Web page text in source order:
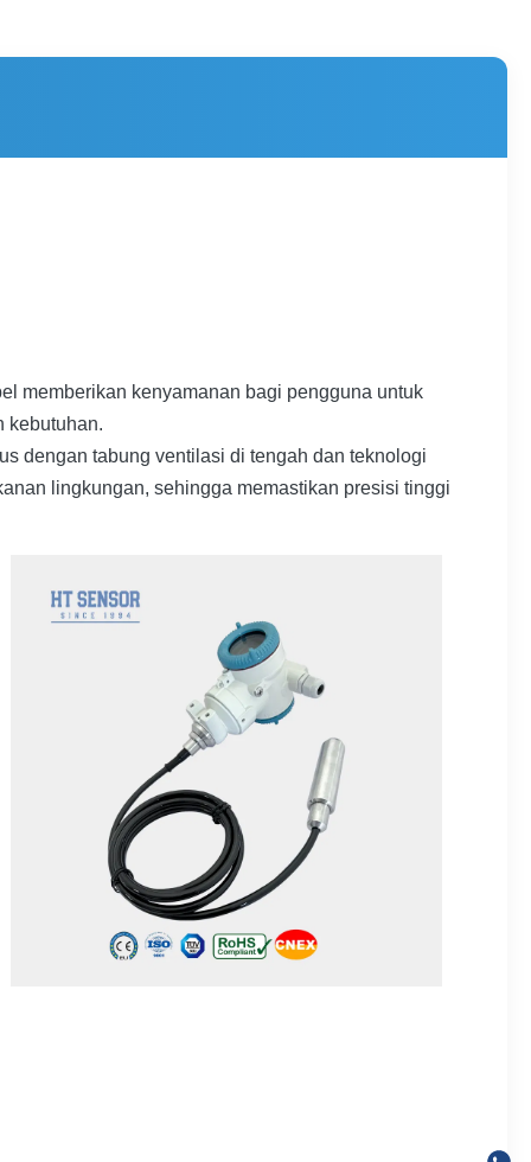
memberikan kenyamanan bagi pengguna untuk
kebutuhan.
dengan tabung ventilasi di tengah dan teknologi
lingkungan, sehingga memastikan presisi tinggi